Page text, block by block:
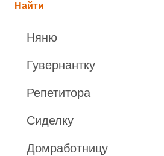
Найти
Няню
Гувернантку
Репетитора
Сиделку
Домработницу